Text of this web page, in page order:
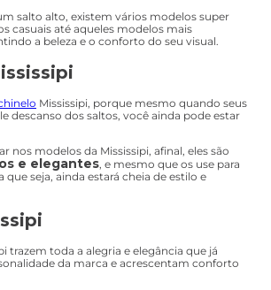
salto alto, existem vários modelos super
casuais até aqueles modelos mais
a beleza e o conforto do seu visual.
Mississipi, porque mesmo quando seus
descanso dos saltos, você ainda pode estar
nos modelos da Mississipi, afinal, eles são
e elegantes, e mesmo que os use para
que seja, ainda estará cheia de estilo e
trazem toda a alegria e elegância que já
da marca e acrescentam conforto